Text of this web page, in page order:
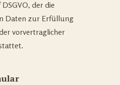
der die
Daten zur Erfüllung
vorvertraglicher